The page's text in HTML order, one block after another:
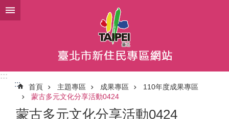
跳到主要內容區塊
:::
:::
首頁 主題專區 成果專區
110年度成果專區
蒙古多元文化分享活動0424
蒙古多元文化分享活動0424